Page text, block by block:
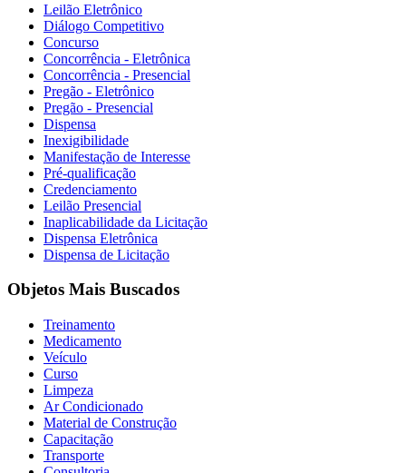
Leilão Eletrônico
Diálogo Competitivo
Concurso
Concorrência - Eletrônica
Concorrência - Presencial
Pregão - Eletrônico
Pregão - Presencial
Dispensa
Inexigibilidade
Manifestação de Interesse
Pré-qualificação
Credenciamento
Leilão Presencial
Inaplicabilidade da Licitação
Dispensa Eletrônica
Dispensa de Licitação
Objetos Mais Buscados
Treinamento
Medicamento
Veículo
Curso
Limpeza
Ar Condicionado
Material de Construção
Capacitação
Transporte